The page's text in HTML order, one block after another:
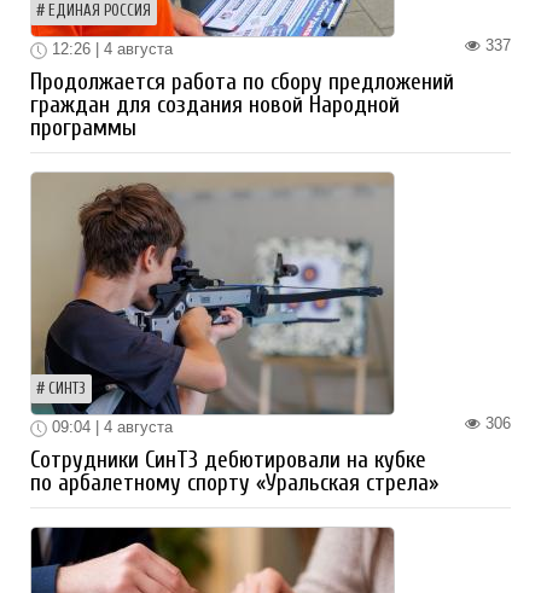
ЕДИНАЯ РОССИЯ
337
12:26 | 4 августа
Продолжается работа по сбору предложений
граждан для создания новой Народной
программы
СИНТЗ
306
09:04 | 4 августа
Сотрудники СинТЗ дебютировали на кубке
по арбалетному спорту «Уральская стрела»